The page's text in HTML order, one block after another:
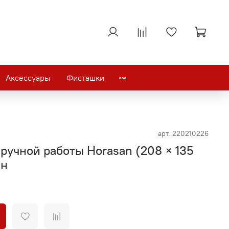
Аксессуары Фисташки
арт. 220210226
работы Horasan (208 × 135